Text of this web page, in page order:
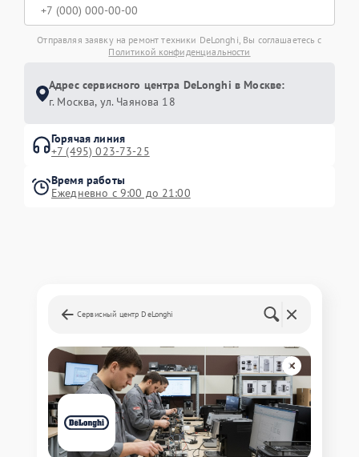
Отправляя заявку на ремонт техники DeLonghi, Вы соглашаетесь с
Политикой конфиденциальности
Адрес сервисного центра DeLonghi в Москве:
г. Москва, ул. Чаянова 18
Горячая линия
+7 (495) 023-73-25
Время работы
Ежедневно с 9:00 до 21:00
Сервисный центр DeLonghi